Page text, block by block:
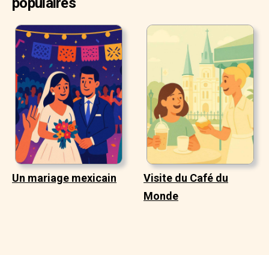
Un mariage mexicain
Visite du Café du
Monde